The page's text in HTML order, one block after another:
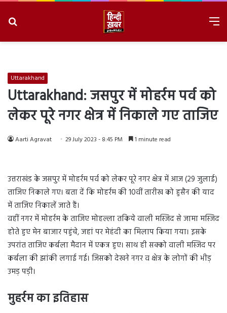
Uttarakhand
Uttarakhand: जसपुर में मोहर्रम पर्व को
लेकर पूरे नगर क्षेत्र में निकाले गए ताजिए
Aarti Agravat 29 July 2023 - 8:45 PM 1 minute read
उत्तराखंड के जसपुर में मोहर्रम पर्व को लेकर पूरे नगर क्षेत्र में आज (29 जुलाई)
ताजिए निकाले गए। बता दें कि मोहर्रम की 10वीं तारीख को हुसैन की याद
में ताजिए निकालें जाते हैं।
वहीं नगर में मोहर्रम के ताजिए मोहल्ला तकिये वाली मस्जिद से जामा मस्जिद
होते हुए मेन बाजार पहुंचे, जहां पर मेहंदी का मिलाप किया गया। इसके
उपरांत ताजिए कर्बला मैदान में एकत्र हुए। साथ ही सक्को वाली मस्जिद पर
कर्बला की झांकी लगाई गई। जिसको देखने नगर व क्षेत्र के लोगों की भीड़
उमड़ पड़ी।
मुहर्रम का इतिहास